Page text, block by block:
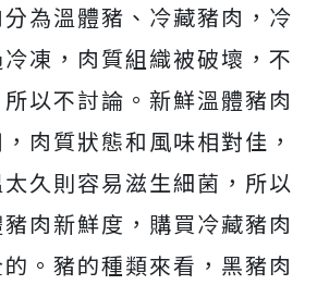
為溫體豬、冷藏豬肉，冷
凍，肉質組織被破壞，不
以不討論。新鮮溫體豬肉
肉質狀態和風味相對佳，
久則容易滋生細菌，所以
肉新鮮度，購買冷藏豬肉
。豬的種類來看，黑豬肉